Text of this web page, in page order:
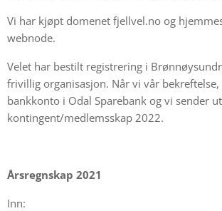
Vi har kjøpt domenet fjellvel.no og
webnode.
Velet har bestilt registrering i
frivillig organisasjon. Når vi vår bekreftelse,
bankkonto i Odal Sparebank og vi sender
kontingent/medlemsskap 2022.
Årsregnskap 2021
Inn: